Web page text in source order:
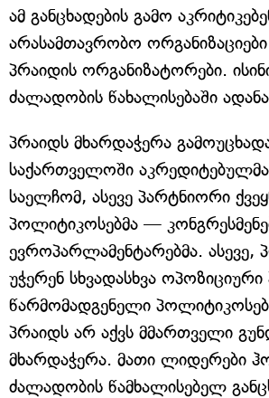
ამ განცხადების გამო
არასამთავრობო
პრაიდის ორგანიზატორები.
ძალადობის წახალისებაში
პრაიდს მხარდაჭერა
საქართველოში
საელჩომ, ასევე პარტნიორი
პოლიტიკოსებმა —
ევროპარლამენტარებმა. ასევე,
უჭერენ სხვადასხვა ოპოზიციური
წარმომადგენელი
პრაიდს არ აქვს მმართველი
მხარდაჭერა. მათი ლიდერები
ძალადობის წამხალისებელ